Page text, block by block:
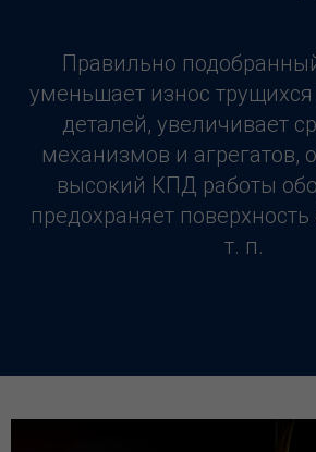
Правильно
уменьшает износ трущихся
деталей, увеличивает
механизмов и агрегатов,
высокий КПД работы
предохраняет
т. п.